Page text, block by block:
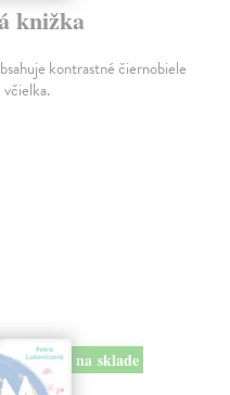
knižka
kontrastné čiernobiele
na sklade